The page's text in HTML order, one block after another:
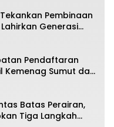
Pembinaan
Generasi
Pendaftaran
Kemenag Sumut dan
Draf MoU
Batas Perairan,
Tiga Langkah